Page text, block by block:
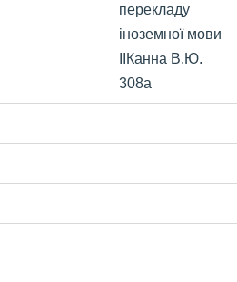
перекладу
іноземної мови
ІІКанна В.Ю.
308а